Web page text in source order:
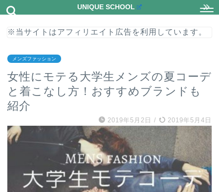
UNIQUE SCHOOL
※当サイトはアフィリエイト広告を利用しています。
メンズファッション
女性にモテる大学生メンズの夏コーデ
と着こなし方！おすすめブランドも
紹介
2019年5月2日 / 2019年5月4日